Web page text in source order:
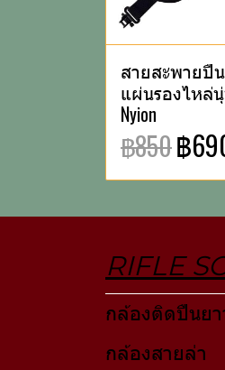
สายสะพายปื
แผ่นรองไหล่
Nyion
฿850฿
RIFLE
กล้องติดปืนยา
กล้องสายล่า